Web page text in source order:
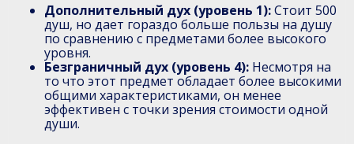
Дополнительный дух (уровень 1):Стоит 500
душ, но дает гораздо больше пользы на душу
по сравнению с предметами более высокого
уровня.
Безграничный дух (уровень 4): Несмотря на
то что этот предмет обладает более высокими
общими характеристиками, он менее
эффективен с точки зрения стоимости одной
души.